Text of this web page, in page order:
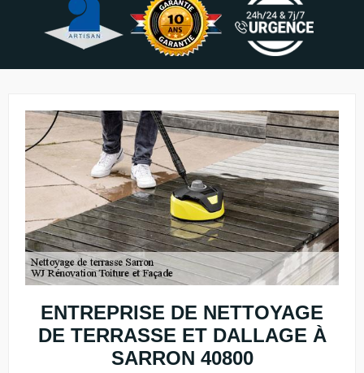
ENTREPRISE DE NETTOYAGE
DE TERRASSE ET DALLAGE À
SARRON 40800